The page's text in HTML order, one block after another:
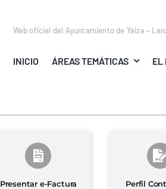
Web oficial del Ayuntamiento de Yaiza –
INICIO ÁREAS TEMÁTICAS EL
Presentar e-Factura Perfil